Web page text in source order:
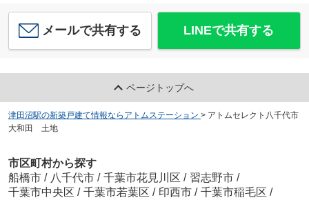
メールで共有する LINEで共有する
ページトップへ
津田沼駅の新築戸建て情報ならアトムステーション > アトムセレクト八千代市
大和田 土地
市区町村から探す
船橋市 / 八千代市 / 千葉市花見川区 / 習志野市 /
千葉市中央区 / 千葉市若葉区 / 印西市 / 千葉市稲毛区 /